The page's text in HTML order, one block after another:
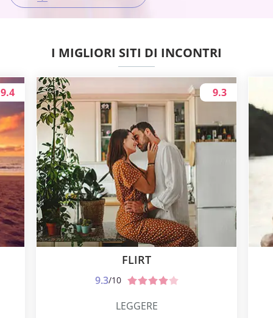
I MIGLIORI SITI DI INCONTRI
9.4
FLIRT
9.3/10
9.3
LEGGERE